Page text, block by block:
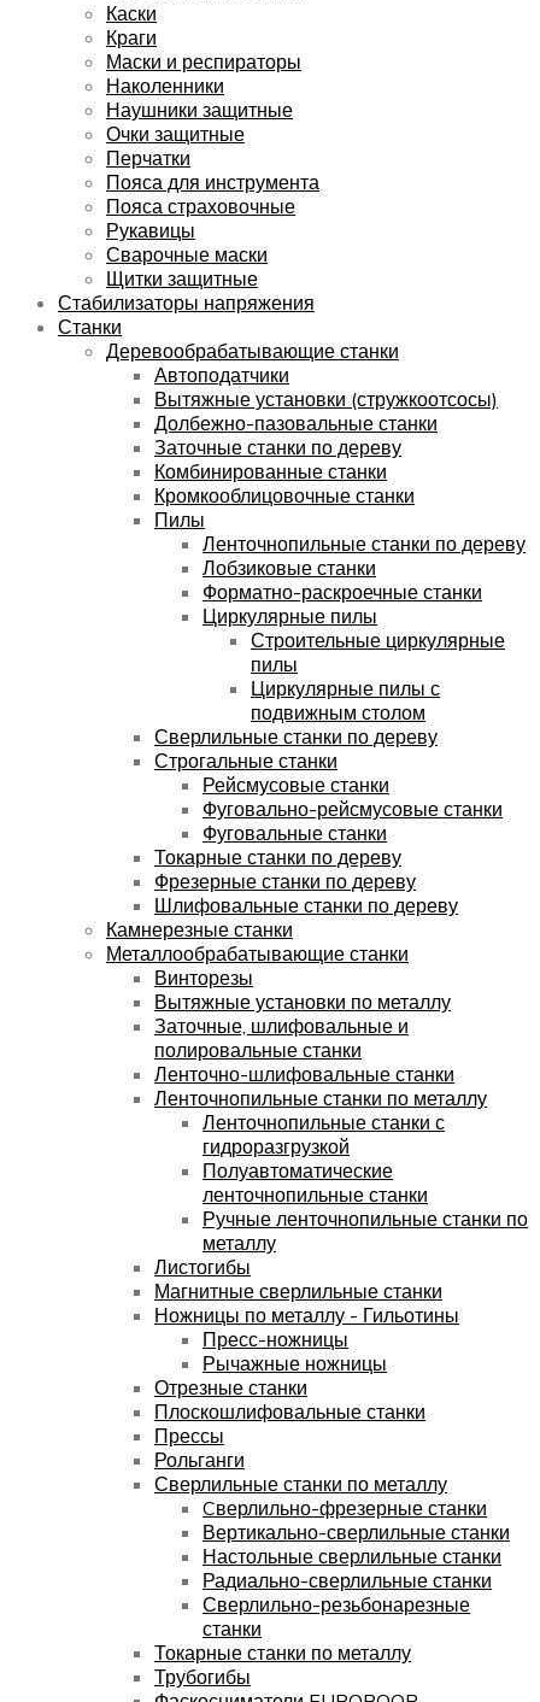
Каски
Краги
Маски и респираторы
Наколенники
Наушники защитные
Очки защитные
Перчатки
Пояса для инструмента
Пояса страховочные
Рукавицы
Сварочные маски
Щитки защитные
Стабилизаторы напряжения
Станки
Деревообрабатывающие станки
Автоподатчики
Вытяжные установки (стружкоотсосы)
Долбежно-пазовальные станки
Заточные станки по дереву
Комбинированные станки
Кромкооблицовочные станки
Пилы
Ленточнопильные станки по дереву
Лобзиковые станки
Форматно-раскроечные станки
Циркулярные пилы
Строительные циркулярные
пилы
Циркулярные пилы с
подвижным столом
Сверлильные станки по дереву
Строгальные станки
Рейсмусовые станки
Фуговально-рейсмусовые станки
Фуговальные станки
Токарные станки по дереву
Фрезерные станки по дереву
Шлифовальные станки по дереву
Камнерезные станки
Металлообрабатывающие станки
Винторезы
Вытяжные установки по металлу
Заточные, шлифовальные и
полировальные станки
Ленточно-шлифовальные станки
Ленточнопильные станки по металлу
Ленточнопильные станки с
гидроразгрузкой
Полуавтоматические
ленточнопильные станки
Ручные ленточнопильные станки по
металлу
Листогибы
Магнитные сверлильные станки
Ножницы по металлу - Гильотины
Пресс-ножницы
Рычажные ножницы
Отрезные станки
Плоскошлифовальные станки
Прессы
Рольганги
Сверлильные станки по металлу
Cверлильно-фрезерные станки
Вертикально-сверлильные станки
Настольные сверлильные станки
Радиально-сверлильные станки
Сверлильно-резьбонарезные
станки
Токарные станки по металлу
Трубогибы